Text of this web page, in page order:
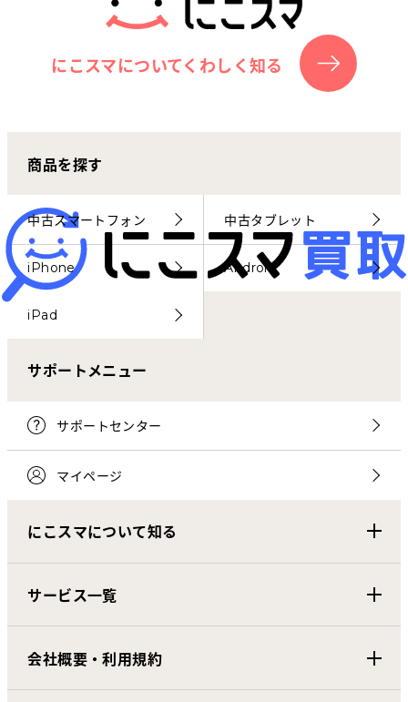
サポートセンター
お客さまの声
にこスマ通信
マイページ
にこスマについてくわしく知る
商品を探す
中古スマートフォン 中古タブレット
iPhone Android
iPad
サポートメニュー
サポートセンター
マイページ
にこスマについて知る
サービス一覧
会社概要・利用規約